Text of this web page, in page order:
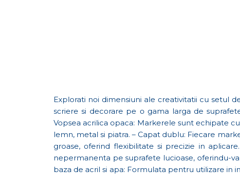
Explorati noi dimensiuni ale creativitatii cu setul
scriere si decorare pe o gama larga de
Vopsea acrilica opaca: Markerele sunt echipate
lemn, metal si piatra. – Capat dublu: Fiecare
groase, oferind flexibilitate si precizie in
nepermanenta pe suprafete lucioase, oferindu-
baza de acril si apa: Formulata pentru utilizare in